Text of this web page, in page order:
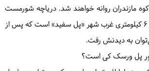
مازندران روانه خواهند شد. دریاچه شورمست
پس از پل ورسک و در ۶ کیلومتری غرب شهر «پل سفید» است که پس از
به دیدنش رفت.
پل ورسک کی است؟